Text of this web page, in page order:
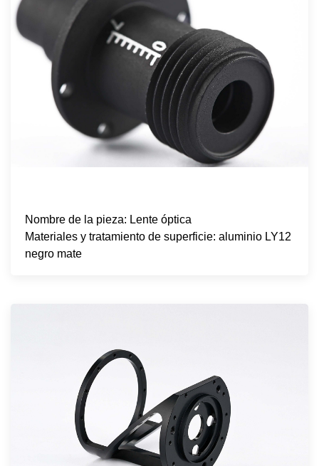
Nombre de la pieza: Lente óptica
Materiales y tratamiento de superficie: aluminio LY12
negro mate